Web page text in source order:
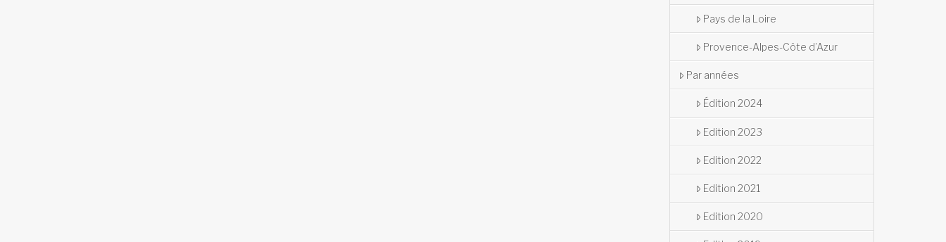
Pays de la Loire
Provence-Alpes-Côte d’Azur
Par années
Édition 2024
Edition 2023
Edition 2022
Edition 2021
Edition 2020